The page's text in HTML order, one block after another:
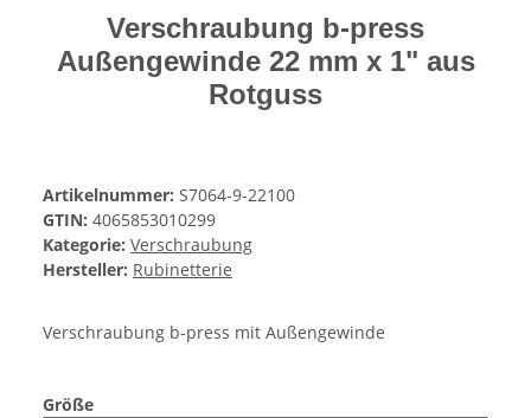
Verschraubung b-press
Außengewinde 22 mm x 1" aus
Rotguss
Artikelnummer: S7064-9-22100
GTIN: 4065853010299
Kategorie: Verschraubung
Hersteller: Rubinetterie
Verschraubung b-press mit Außengewinde
Größe